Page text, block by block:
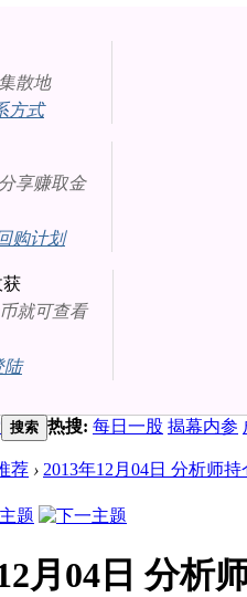
散地
方式
享赚取金
购计划
获
就可查看
陆
搜索 热搜: 每日一股 揭幕内参
荐 › 2013年12月04日 分析师
月04日 分析